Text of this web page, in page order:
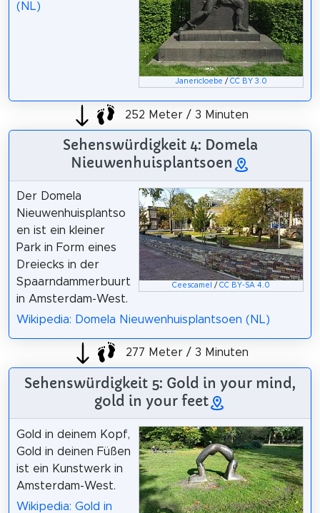
Janericloebe /CC BY 3.0
(NL)
252 Meter / 3 Minuten
Sehenswürdigkeit 4: Domela
Nieuwenhuisplantsoen
Ceescamel /CC BY-SA 4.0
Der Domela
Nieuwenhuisplantso
en ist ein kleiner
Park in Form eines
Dreiecks in der
Spaarndammerbuurt
in Amsterdam-West.
Wikipedia: Domela Nieuwenhuisplantsoen (NL)
277 Meter / 3 Minuten
Sehenswürdigkeit 5: Gold in your mind,
gold in your feet
Gold in deinem Kopf,
Gold in deinen Füßen
ist ein Kunstwerk in
Amsterdam-West.
Wikipedia: Gold in